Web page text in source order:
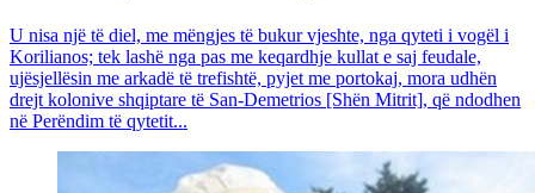
U nisa një të diel, me mëngjes të bukur vjeshte, nga qyteti i vogël i
Korilianos; tek lashë nga pas me keqardhje kullat e saj feudale,
ujësjellësin me arkadë të trefishtë, pyjet me portokaj, mora udhën
drejt kolonive shqiptare të San-Demetrios [Shën Mitrit], që ndodhen
në Perëndim të qytetit...